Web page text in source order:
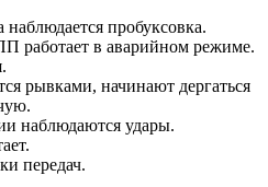
наблюдается пробуксовка.
работает в аварийном режиме.
рывками, начинают дергаться
наблюдаются удары.
передач.